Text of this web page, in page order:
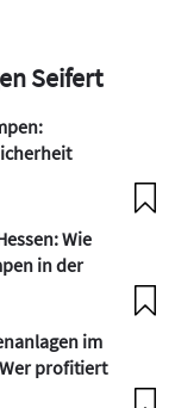
Seifert
Wie
in der
im
profitiert